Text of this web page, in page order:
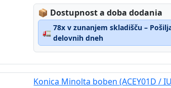
📦 Lagerstatus:
Dostupnost a doba dodania
🚛
78x v zunanjem skladišču –
delovnih dneh
Konica Minolta boben (ACEY01D /